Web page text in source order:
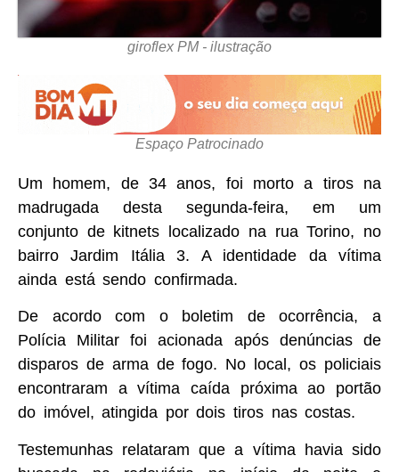
giroflex PM - ilustração
Espaço Patrocinado
Um homem, de 34 anos, foi morto a tiros na
madrugada desta segunda-feira, em um
conjunto de kitnets localizado na rua Torino, no
bairro Jardim Itália 3. A identidade da vítima
ainda está sendo confirmada.
De acordo com o boletim de ocorrência, a
Polícia Militar foi acionada após denúncias de
disparos de arma de fogo. No local, os policiais
encontraram a vítima caída próxima ao portão
do imóvel, atingida por dois tiros nas costas.
Testemunhas relataram que a vítima havia sido